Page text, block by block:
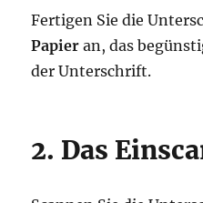
Fer­ti­gen Sie die
Papier an, das
der Unterschrift.
2. Das